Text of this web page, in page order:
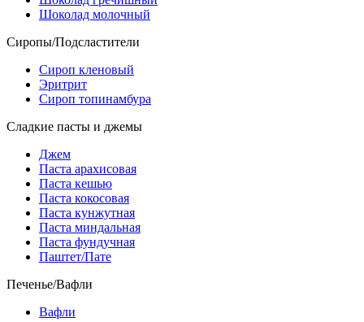
Шоколад молочный
Сиропы/Подсластители
Сироп кленовый
Эритрит
Сироп топинамбура
Сладкие пасты и джемы
Джем
Паста арахисовая
Паста кешью
Паста кокосовая
Паста кунжутная
Паста миндальная
Паста фундучная
Паштет/Пате
Печенье/Вафли
Вафли